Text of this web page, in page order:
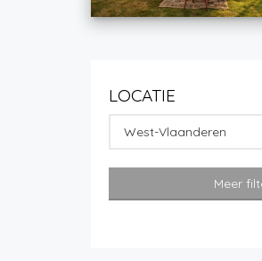
LOCATIE
West-Vlaanderen
Meer